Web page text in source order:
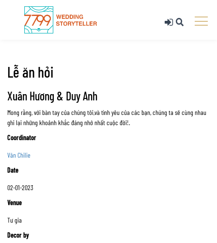
Lễ ăn hỏi
Xuân Hương & Duy Anh
Mong rằng, với bàn tay của chúng tôi,và tình yêu của các bạn, chúng ta sẽ cùng nhau
ghi lại những khoảnh khắc đáng nhớ nhất cuộc đời!.
Coordinator
Vân Chilie
Date
02-01-2023
Venue
Tư gia
Decor by